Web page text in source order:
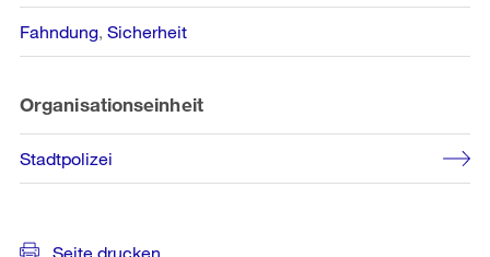
Fahndung Sicherheit
Organisationseinheit
Stadtpolizei
Seite drucken